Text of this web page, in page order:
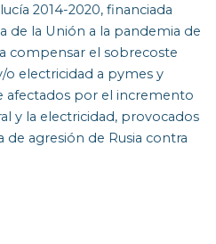
2014-2020, financiada
de la Unión a la pandemia de
compensar el sobrecoste
o electricidad a pymes y
afectados por el incremento
y la electricidad, provocados
agresión de Rusia contra